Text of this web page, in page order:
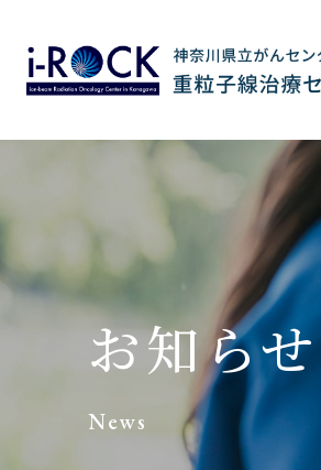
お知らせ
News